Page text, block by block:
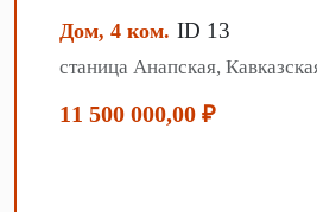
Дом, 4 ком. ID 13
станица Анапская,
11 500 000,00 ₽